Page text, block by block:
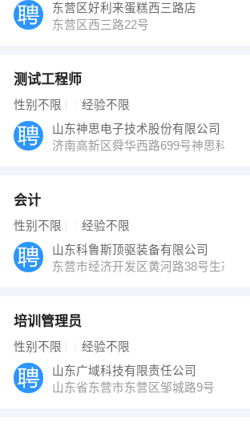
东营区好利来蛋糕西三路店
东营区西三路22号
测试工程师
性别不限 经验不限
山东神思电子技术股份有限公司
济南高新区舜华西路699号神思科技园
会计
性别不限 经验不限
山东科鲁斯顶驱装备有限公司
东营市经济开发区黄河路38号生态谷
培训管理员
性别不限 经验不限
山东广域科技有限责任公司
山东省东营市东营区邹城路9号